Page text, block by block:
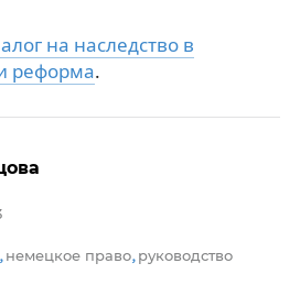
на наследство в
реформа.
, немецкое право, руководство